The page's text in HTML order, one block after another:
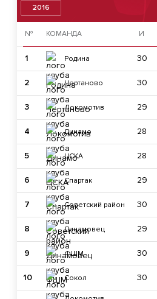
2016
№ КОМАНДА И
1 Родина 30
2 Чертаново 30
3 Локомотив 29
4 Динамо 28
5 ЦСКА 28
6 Спартак 29
7 Советский район 30
8 Динамовец 29
9 ФШМ 30
10 Сокол 30